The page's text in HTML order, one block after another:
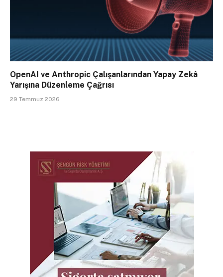
OpenAI ve Anthropic Çalışanlarından Yapay Zekâ
Yarışına Düzenleme Çağrısı
29 Temmuz 2026